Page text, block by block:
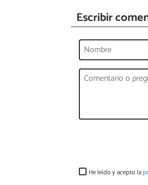
Escribir
He leído y acepto la